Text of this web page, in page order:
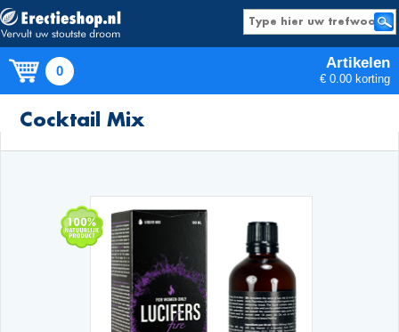
0 Artikelen
€ 0.00 korting
Cocktail Mix